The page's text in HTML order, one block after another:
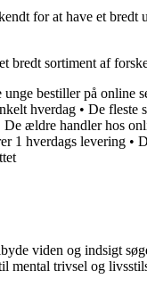
for at have et
sortiment af
unge bestiller på online
hverdag • De fleste
De ældre handler hos
1 hverdags levering •
viden og indsigt
mental trivsel og